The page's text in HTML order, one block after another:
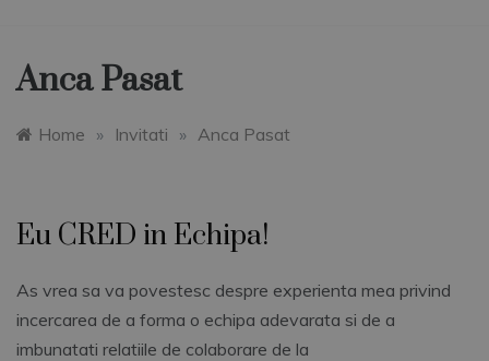
Anca Pasat
Home » Invitati » Anca Pasat
Eu CRED in Echipa!
As vrea sa va povestesc despre experienta mea privind
incercarea de a forma o echipa adevarata si de a
imbunatati relatiile de colaborare de la